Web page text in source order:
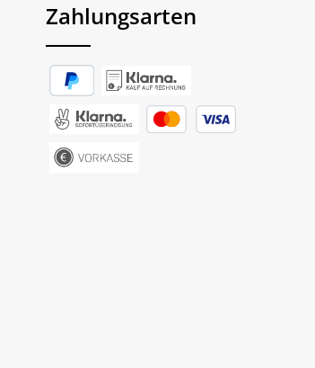
Zahlungsarten